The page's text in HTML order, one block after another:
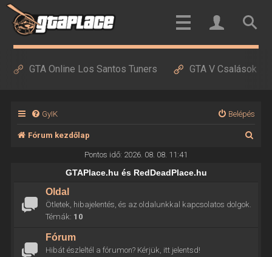
GTA Online Los Santos Tuners GTA V Csalások
GyIK Belépés
Fórum kezdőlap
Pontos idő: 2026. 08. 08. 11:41
GTAPlace.hu és RedDeadPlace.hu
Oldal
Ötletek, hibajelentés, és az oldalunkkal kapcsolatos dolgok.
Témák: 10
Fórum
Hibát észleltél a fórumon? Kérjük, itt jelentsd!